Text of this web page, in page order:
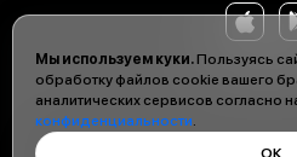
Мы используем куки.Пользуясь
обработку файлов cookie вашего
аналитических сервисов согласно
конфиденциальности.
ОК